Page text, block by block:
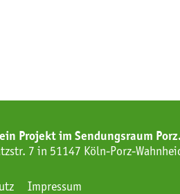
Projekt im Sendungsraum
7 in 51147 Köln-Porz-
Impressum